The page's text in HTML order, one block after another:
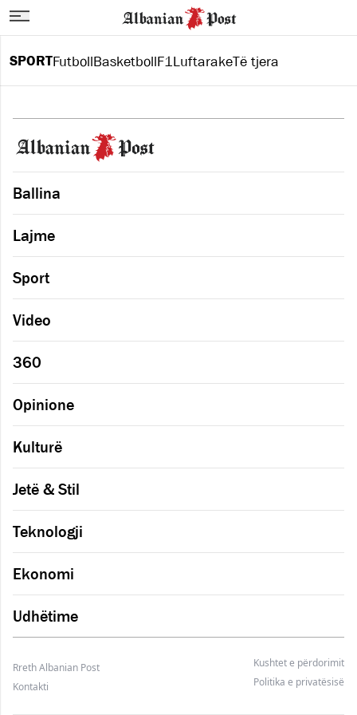
SPORTFutbollBasketbollF1 LuftarakeTë tjera
Ballina
Lajme
Sport
Video
360
Opinione
Kulturë
Jetë & Stil
Teknologji
Ekonomi
Udhëtime
Rreth Albanian Post
Kushtet e përdorimit
Kontakti
Politika e privatësisë